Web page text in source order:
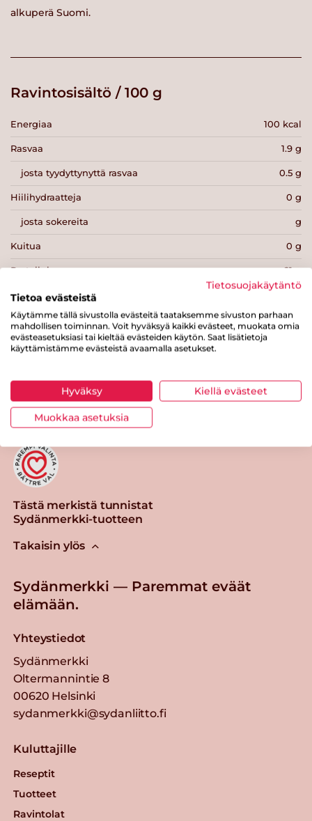
alkuperä Suomi.
Ravintosisältö / 100 g
Energiaa 100 kcal
Rasvaa 1.9 g
josta tyydyttynyttä rasvaa 0.5 g
Hiilihydraatteja 0 g
josta sokereita g
Kuitua 0 g
Proteiinia 21 g
Suolaa
Tästä merkistä tunnistat
Sydänmerkki-tuotteen
Takaisin ylös
Sydänmerkki — Paremmat eväät
elämään.
Yhteystiedot
Sydänmerkki
Oltermannintie 8
00620 Helsinki
sydanmerkki@sydanliitto.fi
Kuluttajille
Reseptit
Tuotteet
Ravintolat
Tietosuojakäytäntö
Tietoa evästeistä
Käytämme tällä sivustolla evästeitä taataksemme sivuston parhaan
mahdollisen toiminnan. Voit hyväksyä kaikki evästeet, muokata omia
evästeasetuksiasi tai kieltää evästeiden käytön. Saat lisätietoja
käyttämistämme evästeistä avaamalla asetukset.
Hyväksy Kiellä evästeet
Muokkaa asetuksia